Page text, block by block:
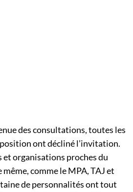
des consultations, toutes les
ont décliné l’invitation.
organisations proches du
comme le MPA, TAJ et
de personnalités ont tout